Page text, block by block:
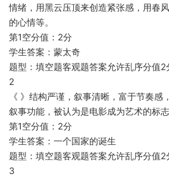
情绪，用黑云压顶来创造紧张感，用春
的心情等。
第1空分值：2分
学生答案：蒙太奇
题型：填空题客观题答案允许乱序分值
2
《 》结构严谨，叙事清晰，富于节奏感
叙事功能，被认为是电影成为艺术的标志
第1空分值：2分
学生答案：一个国家的诞生
题型：填空题客观题答案允许乱序分值
3